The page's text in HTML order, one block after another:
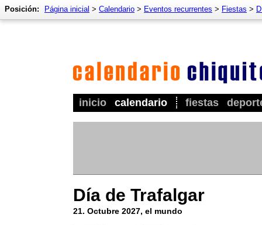
inicio calendario fiestas
Posición: Página inicial > Calendario > Eventos recurrentes > Fiestas >
Día de Trafalgar
21. Octubre 2027, el mundo